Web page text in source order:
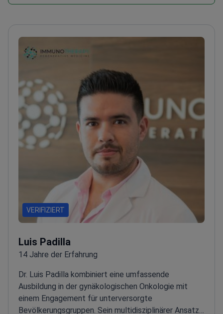
VERIFIZIERT
Luis Padilla
14 Jahre der Erfahrung
Dr. Luis Padilla kombiniert eine umfassende
Ausbildung in der gynäkologischen Onkologie mit
einem Engagement für unterversorgte
Bevölkerungsgruppen. Sein multidisziplinärer Ansatz